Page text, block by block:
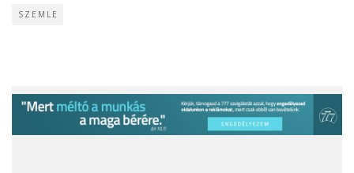
SZEMLE